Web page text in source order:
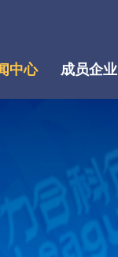
中心 成员企业